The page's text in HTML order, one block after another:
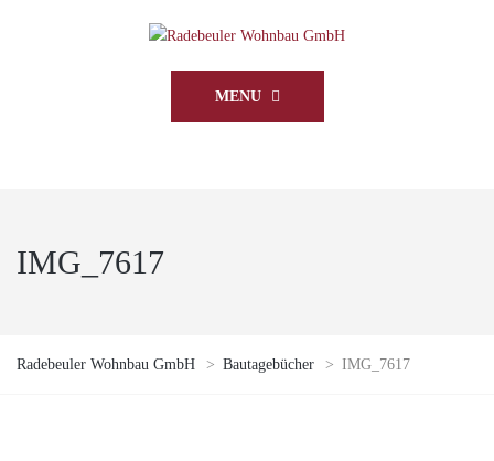
MENU
IMG_7617
Radebeuler Wohnbau GmbH > Bautagebücher > IMG_7617